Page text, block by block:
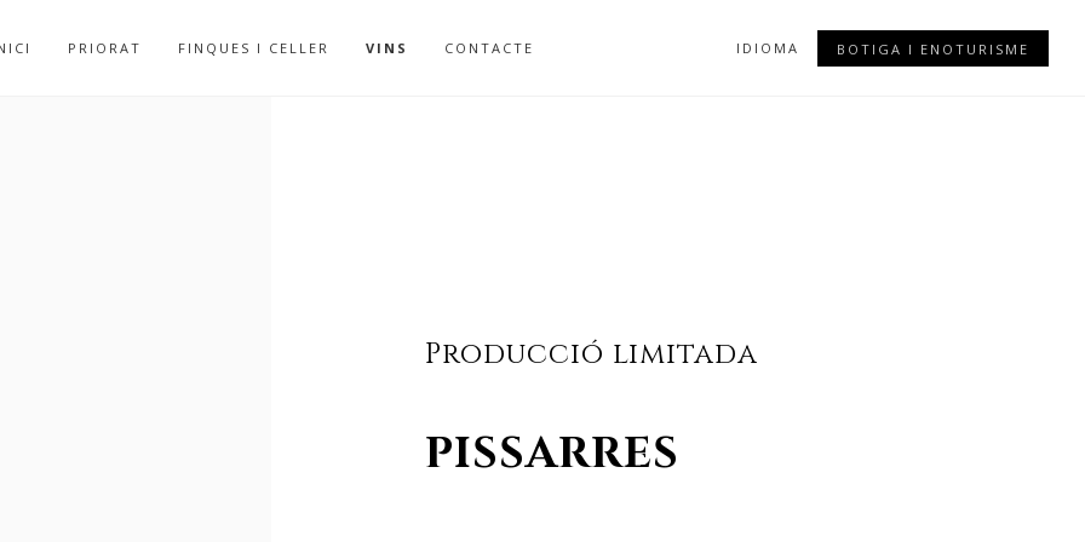
PRIORAT FINQUES I CELLER VINS CONTACTE IDIOMA BOTIGA I ENOTURISME
Producció limitada
PISSARRES